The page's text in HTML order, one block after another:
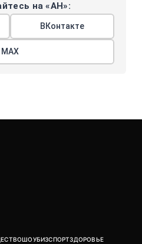
на «АН»:
ВКонтакте
МАХ
ШОУБИЗСПОРТЗДОРОВЬЕ